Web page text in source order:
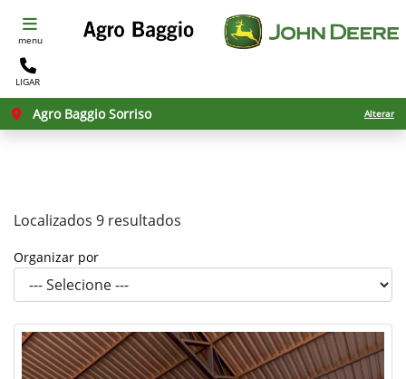
menu
LIGAR
Agro Baggio Sorriso Alterar
Localizados 9 resultados
Filtrar
Organizar por